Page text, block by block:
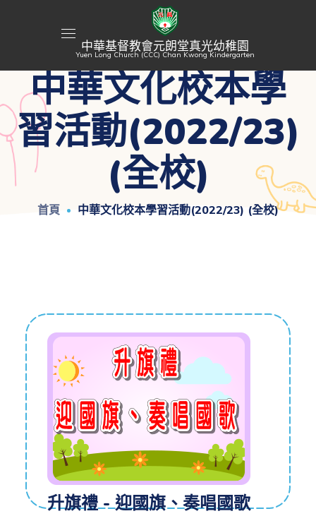
中華基督教會元朗堂真光幼稚園
Yuen Long Church (CCC) Chan Kwong Kindergarten
中華文化校本學
習活動(2022/23)
(全校)
首頁 中華文化校本學習活動(2022/23) (全校)
升旗禮 - 迎國旗、奏唱國歌